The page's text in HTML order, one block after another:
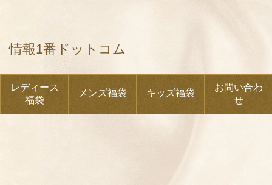
情報1番ドットコム
レディース
福袋
メンズ福袋 キッズ福袋
お問い合わ
せ